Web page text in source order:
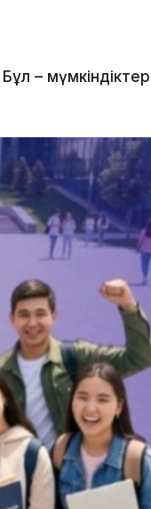
– мүмкіндіктер